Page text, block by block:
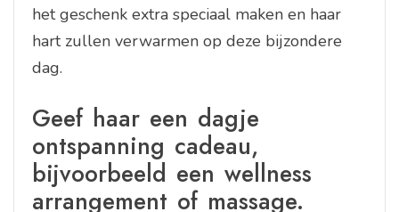
het geschenk extra speciaal maken en haar
hart zullen verwarmen op deze bijzondere
dag.
Geef haar een dagje
ontspanning cadeau,
bijvoorbeeld een wellness
arrangement of massage.